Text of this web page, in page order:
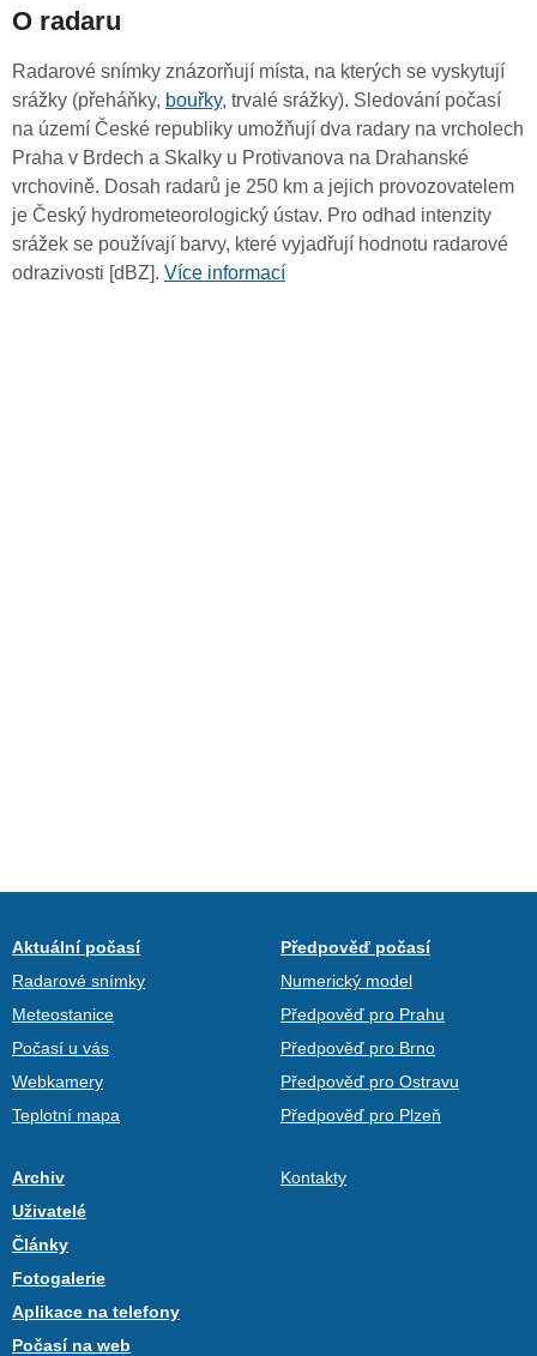
O radaru
Radarové snímky znázorňují místa, na kterých se vyskytují
srážky (přeháňky, bouřky, trvalé srážky). Sledování počasí
na území České republiky umožňují dva radary na vrcholech
Praha v Brdech a Skalky u Protivanova na Drahanské
vrchovině. Dosah radarů je 250 km a jejich provozovatelem
je Český hydrometeorologický ústav. Pro odhad intenzity
srážek se používají barvy, které vyjadřují hodnotu radarové
odrazivosti [dBZ]. Více informací
Aktuální počasí
Radarové snímky
Meteostanice
Počasí u vás
Webkamery
Teplotní mapa
Předpověď počasí
Numerický model
Předpověď pro Prahu
Předpověď pro Brno
Předpověď pro Ostravu
Předpověď pro Plzeň
Archiv
Uživatelé
Články
Fotogalerie
Aplikace na telefony
Počasí na web
Kontakty